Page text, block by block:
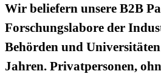
Wir beliefern unsere B2B
Forschungslabore der
Behörden und
Jahren. Privatpersonen,